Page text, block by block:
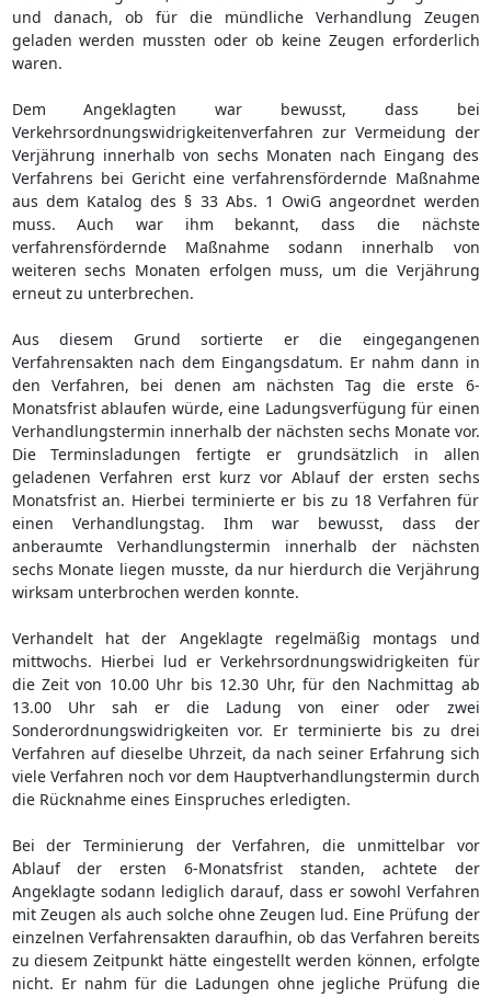
und danach, ob für die mündliche Verhandlung Zeugen
geladen werden mussten oder ob keine Zeugen erforderlich
waren.
Dem Angeklagten war bewusst, dass bei
Verkehrsordnungswidrigkeitenverfahren zur Vermeidung der
Verjährung innerhalb von sechs Monaten nach Eingang des
Verfahrens bei Gericht eine verfahrensfördernde Maßnahme
aus dem Katalog des § 33 Abs. 1 OwiG angeordnet werden
muss. Auch war ihm bekannt, dass die nächste
verfahrensfördernde Maßnahme sodann innerhalb von
weiteren sechs Monaten erfolgen muss, um die Verjährung
erneut zu unterbrechen.
Aus diesem Grund sortierte er die eingegangenen
Verfahrensakten nach dem Eingangsdatum. Er nahm dann in
den Verfahren, bei denen am nächsten Tag die erste 6-
Monatsfrist ablaufen würde, eine Ladungsverfügung für einen
Verhandlungstermin innerhalb der nächsten sechs Monate vor.
Die Terminsladungen fertigte er grundsätzlich in allen
geladenen Verfahren erst kurz vor Ablauf der ersten sechs
Monatsfrist an. Hierbei terminierte er bis zu 18 Verfahren für
einen Verhandlungstag. Ihm war bewusst, dass der
anberaumte Verhandlungstermin innerhalb der nächsten
sechs Monate liegen musste, da nur hierdurch die Verjährung
wirksam unterbrochen werden konnte.
Verhandelt hat der Angeklagte regelmäßig montags und
mittwochs. Hierbei lud er Verkehrsordnungswidrigkeiten für
die Zeit von 10.00 Uhr bis 12.30 Uhr, für den Nachmittag ab
13.00 Uhr sah er die Ladung von einer oder zwei
Sonderordnungswidrigkeiten vor. Er terminierte bis zu drei
Verfahren auf dieselbe Uhrzeit, da nach seiner Erfahrung sich
viele Verfahren noch vor dem Hauptverhandlungstermin durch
die Rücknahme eines Einspruches erledigten.
Bei der Terminierung der Verfahren, die unmittelbar vor
Ablauf der ersten 6-Monatsfrist standen, achtete der
Angeklagte sodann lediglich darauf, dass er sowohl Verfahren
mit Zeugen als auch solche ohne Zeugen lud. Eine Prüfung der
einzelnen Verfahrensakten daraufhin, ob das Verfahren bereits
zu diesem Zeitpunkt hätte eingestellt werden können, erfolgte
nicht. Er nahm für die Ladungen ohne jegliche Prüfung die